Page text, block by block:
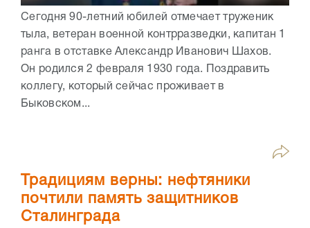
Сегодня 90-летний юбилей отмечает труженик
тыла, ветеран военной контрразведки, капитан 1
ранга в отставке Александр Иванович Шахов.
Он родился 2 февраля 1930 года. Поздравить
коллегу, который сейчас проживает в
Быковском...
Традициям верны: нефтяники
почтили память защитников
Сталинграда